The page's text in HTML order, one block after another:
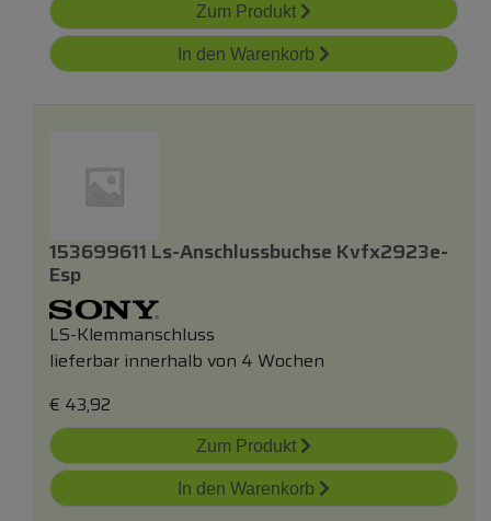
Zum Produkt
In den Warenkorb
153699611 Ls-Anschlussbuchse Kvfx2923e-
Esp
LS-Klemmanschluss
lieferbar innerhalb von 4 Wochen
€ 43,92
Zum Produkt
In den Warenkorb